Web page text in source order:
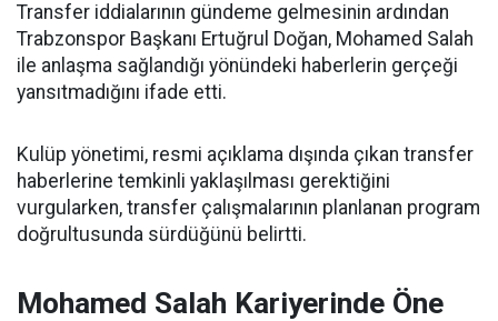
Transfer iddialarının gündeme gelmesinin ardından
Trabzonspor Başkanı Ertuğrul Doğan, Mohamed Salah
ile anlaşma sağlandığı yönündeki haberlerin gerçeği
yansıtmadığını ifade etti.
Kulüp yönetimi, resmi açıklama dışında çıkan transfer
haberlerine temkinli yaklaşılması gerektiğini
vurgularken, transfer çalışmalarının planlanan program
doğrultusunda sürdüğünü belirtti.
Mohamed Salah Kariyerinde Öne